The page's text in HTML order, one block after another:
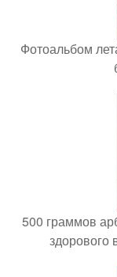
Фотоальбом
500 граммов
здорового